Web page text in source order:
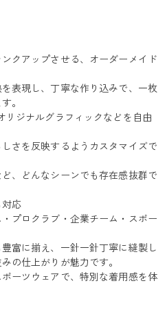
クアップさせる、オーダーメイド
表現し、丁寧な作り込みで、一枚
。
リジナルグラフィックなどを自由
さを反映するようカスタマイズで
、どんなシーンでも存在感抜群で
応
プロクラブ・企業チーム・スポー
富に揃え、一針一針丁寧に縫製し
の仕上がりが魅力です。
ーツウェアで、特別な着用感を体